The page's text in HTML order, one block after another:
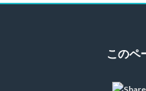
このペ